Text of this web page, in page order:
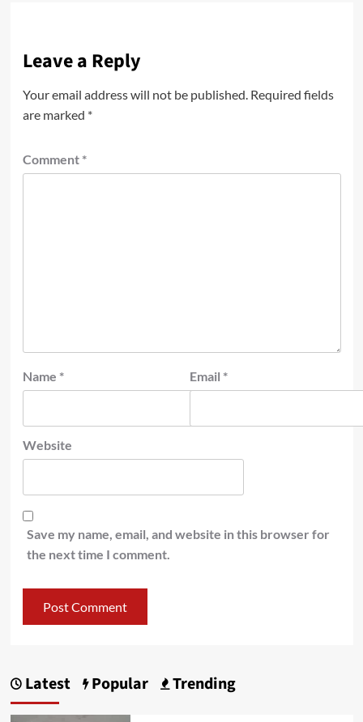
Leave a Reply
Your email address will not be published. Required fields
are marked *
Comment *
Name * Email *
Website
Save my name, email, and website in this browser for
the next time I comment.
Latest Popular Trending